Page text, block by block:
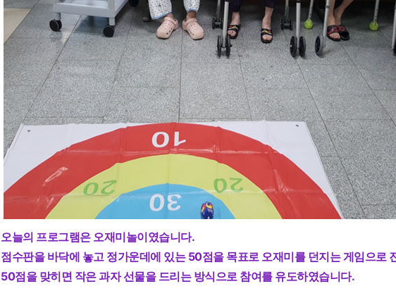
오늘의 프로그램은 오재미놀이였습니다.
점수판을 바닥에 놓고 정가운데에 있는 50점을 목표로 오재미를 던지는 게임으로
50점을 맞히면 작은 과자 선물을 드리는 방식으로 참여를 유도하였습니다.